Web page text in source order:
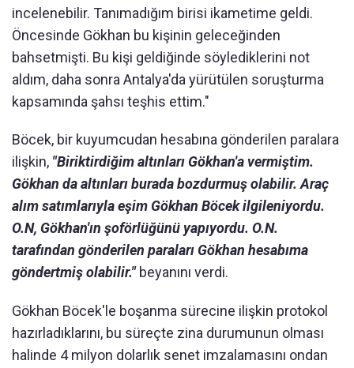
incelenebilir. Tanımadığım birisi ikametime geldi.
Öncesinde Gökhan bu kişinin geleceğinden
bahsetmişti. Bu kişi geldiğinde söylediklerini not
aldım, daha sonra Antalya'da yürütülen soruşturma
kapsamında şahsı teşhis ettim."
Böcek, bir kuyumcudan hesabına gönderilen paralara
ilişkin, "Biriktirdiğim altınları Gökhan'a vermiştim.
Gökhan da altınları burada bozdurmuş olabilir. Araç
alım satımlarıyla eşim Gökhan Böcek ilgileniyordu.
O.N, Gökhan'ın şoförlüğünü yapıyordu. O.N.
tarafından gönderilen paraları Gökhan hesabıma
göndertmiş olabilir."beyanını verdi.
Gökhan Böcek'le boşanma sürecine ilişkin protokol
hazırladıklarını, bu süreçte zina durumunun olması
halinde 4 milyon dolarlık senet imzalamasını ondan